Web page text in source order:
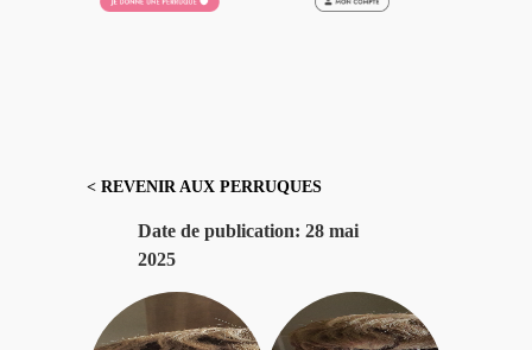
< REVENIR AUX PERRUQUES
Date de publication: 28 mai
2025